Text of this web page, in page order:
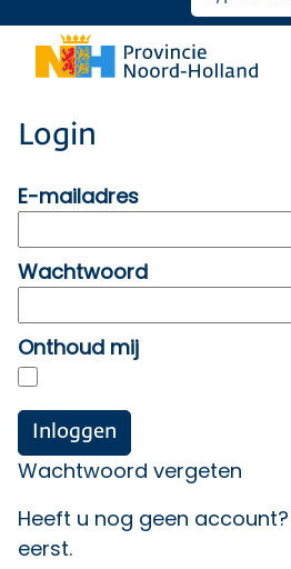
Login
E-mailadres
Wachtwoord
Onthoud mij
Wachtwoord vergeten
Heeft u nog geen account?
eerst.